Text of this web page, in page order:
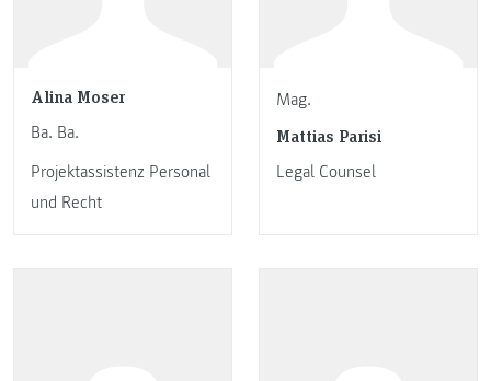
Alina Moser
Ba. Ba.
Projektassistenz Personal
und Recht
Mag.
Mattias Parisi
Legal Counsel